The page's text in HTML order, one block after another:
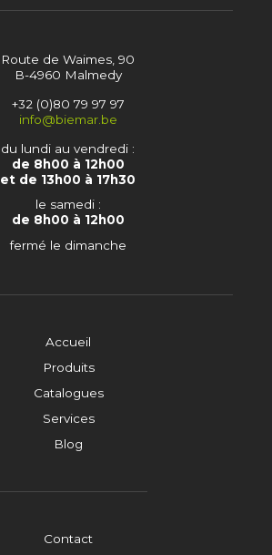
Accueil
Produits
Catalogues
Services
Blog
Contact
Route de Waimes, 90
B-4960 Malmedy
+32 (0)80 79 97 97
info@biemar.be
du lundi au vendredi :
de 8h00 à 12h00
et de 13h00 à 17h30
le samedi :
de 8h00 à 12h00
fermé le dimanche